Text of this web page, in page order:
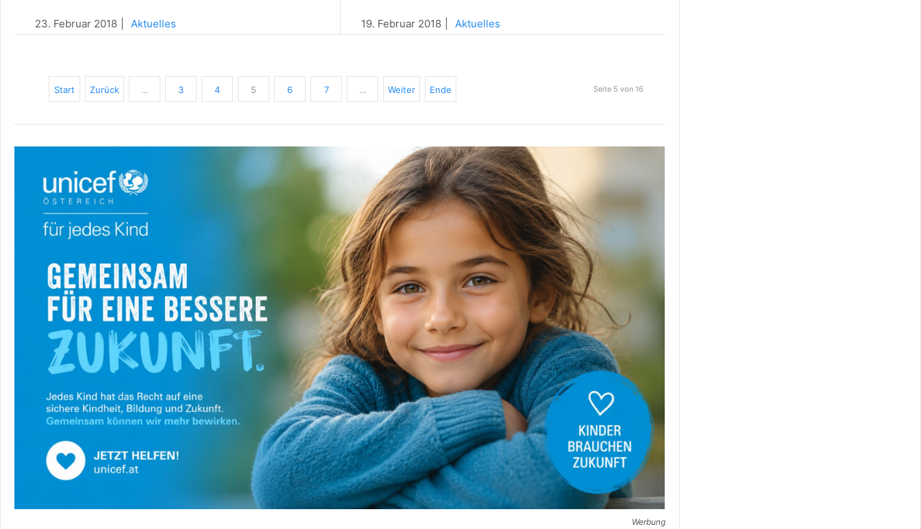
23. Februar 2018 Aktuelles 19. Februar 2018 Aktuelles
Start Zurück … 3 4 5 6 7 … Weiter Ende Seite 5 von 16
Werbung